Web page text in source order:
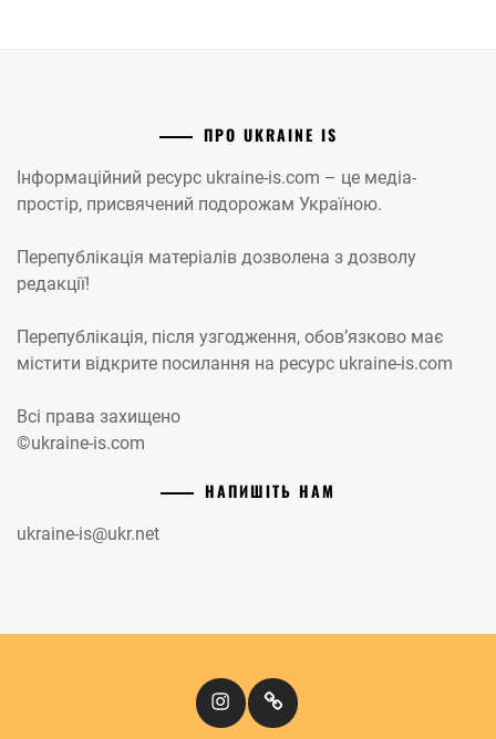
ПРО UKRAINE IS
Інформаційний ресурс ukraine-is.com – це медіа-
простір, присвячений подорожам Україною.
Перепублікація матеріалів дозволена з дозволу
редакції!
Перепублікація, після узгодження, обов’язково має
містити відкрите посилання на ресурс ukraine-is.com
Всі права захищено
©ukraine-is.com
НАПИШІТЬ НАМ
ukraine-is@ukr.net
InstagramКіномандри